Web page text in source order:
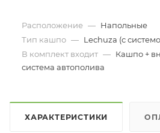
Расположение — Напольные
Тип кашпо — Lechuza (с
В комплект входит — Кашпо +
система автополива
ХАРАКТЕРИСТИКИ